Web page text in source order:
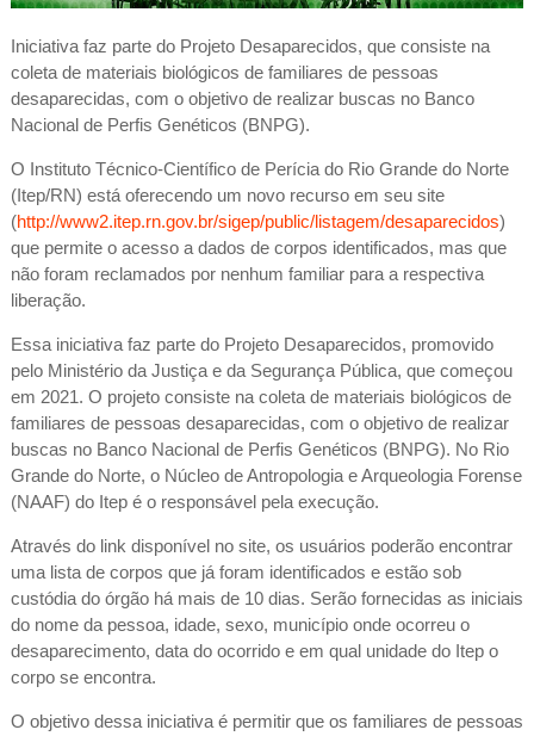
Iniciativa faz parte do Projeto Desaparecidos, que consiste na
coleta de materiais biológicos de familiares de pessoas
desaparecidas, com o objetivo de realizar buscas no Banco
Nacional de Perfis Genéticos (BNPG).
O Instituto Técnico-Científico de Perícia do Rio Grande do Norte
(Itep/RN) está oferecendo um novo recurso em seu site
(http://www2.itep.rn.gov.br/sigep/public/listagem/desaparecidos)
que permite o acesso a dados de corpos identificados, mas que
não foram reclamados por nenhum familiar para a respectiva
liberação.
Essa iniciativa faz parte do Projeto Desaparecidos, promovido
pelo Ministério da Justiça e da Segurança Pública, que começou
em 2021. O projeto consiste na coleta de materiais biológicos de
familiares de pessoas desaparecidas, com o objetivo de realizar
buscas no Banco Nacional de Perfis Genéticos (BNPG). No Rio
Grande do Norte, o Núcleo de Antropologia e Arqueologia Forense
(NAAF) do Itep é o responsável pela execução.
Através do link disponível no site, os usuários poderão encontrar
uma lista de corpos que já foram identificados e estão sob
custódia do órgão há mais de 10 dias. Serão fornecidas as iniciais
do nome da pessoa, idade, sexo, município onde ocorreu o
desaparecimento, data do ocorrido e em qual unidade do Itep o
corpo se encontra.
O objetivo dessa iniciativa é permitir que os familiares de pessoas